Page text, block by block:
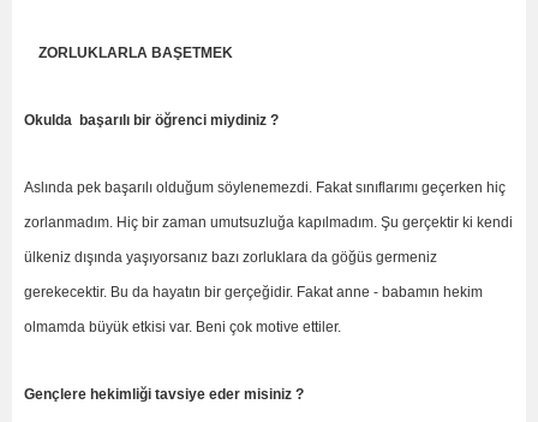
ZORLUKLARLA BAŞETMEK
Okulda başarılı bir öğrenci miydiniz ?
Aslında pek başarılı olduğum söylenemezdi. Fakat sınıflarımı geçerken hiç
zorlanmadım. Hiç bir zaman umutsuzluğa kapılmadım. Şu gerçektir ki kendi
ülkeniz dışında yaşıyorsanız bazı zorluklara da göğüs germeniz
gerekecektir. Bu da hayatın bir gerçeğidir. Fakat anne - babamın hekim
olmamda büyük etkisi var. Beni çok motive ettiler.
Gençlere hekimliği tavsiye eder misiniz ?